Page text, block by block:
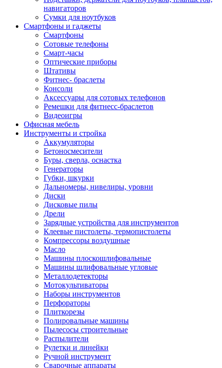
навигаторов
Сумки для ноутбуков
Смартфоны и гаджеты
Смартфоны
Сотовые телефоны
Смарт-часы
Оптические приборы
Штативы
Фитнес- браслеты
Консоли
Аксессуары для сотовых телефонов
Ремешки для фитнесс-браслетов
Видеоигры
Офисная мебель
Инструменты и стройка
Аккумуляторы
Бетоносмесители
Буры, сверла, оснастка
Генераторы
Губки, шкурки
Дальномеры, нивелиры, уровни
Диски
Дисковые пилы
Дрели
Зарядные устройства для инструментов
Клеевые пистолеты, термопистолеты
Компрессоры воздушные
Масло
Машины плоскошлифовальные
Машины шлифовальные угловые
Металлодетекторы
Мотокультиваторы
Наборы инструментов
Перфораторы
Плиткорезы
Полировальные машины
Пылесосы строительные
Распылители
Рулетки и линейки
Ручной инструмент
Сварочные аппараты